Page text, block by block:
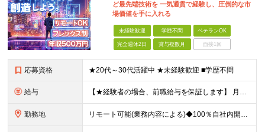
ど最先端技術を 一気通貫で経験し、圧倒的な市
場価値を手に入れる
未経験歓迎 学歴不問 ベテランOK
完全週休2日 賞与複数月 面接1回
応募資格 ★20代～30代活躍中 ★未経験歓迎 ■学歴不問
給与 【★経験者の場合、前職給与を保証します】 月給30万円以上＋賞与年2回（※5ヶ月分支給実績あり） ※上記は最低保証額です。 ご経験やスキルに応じて当社規定内で決定します ※試用期間3ヶ月間あり・労
勤務地 リモート可能(業務内容による)◆100％自社内開発 所在地：神奈川県横浜市港北区新横浜3-8-11 メットライフ新横浜ビル10F (変更の範囲)上記を除く当社関連勤務地 ※機器の導入立会いのため出